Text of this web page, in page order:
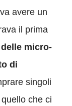
avere un
il prima
micro-
di
singoli
che ci